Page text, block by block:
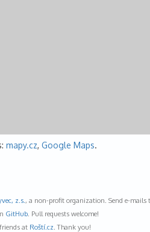
mapy.cz, Google Maps.
z.s. , a non-profit organization. Send e-mails
GitHub . Pull requests welcome!
at Roští.cz . Thank you!